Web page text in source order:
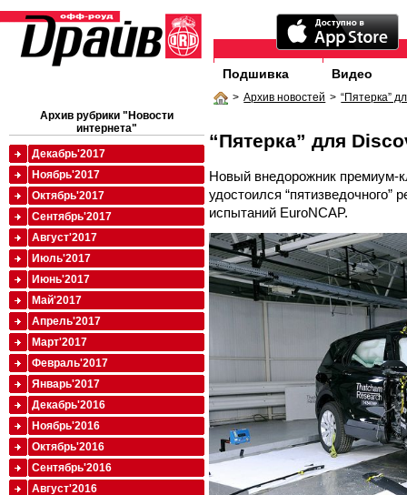
Подшивка Видео
> Архив новостей > “Пятерка”
“Пятерка” для
Новый внедорожник премиум-
удостоился “пятизведочного”
испытаний EuroNCAP.
Архив рубрики "Новости
интернета"
Декабрь'2017
Ноябрь'2017
Октябрь'2017
Сентябрь'2017
Август'2017
Июль'2017
Июнь'2017
Май'2017
Апрель'2017
Март'2017
Февраль'2017
Январь'2017
Декабрь'2016
Ноябрь'2016
Октябрь'2016
Сентябрь'2016
Август'2016